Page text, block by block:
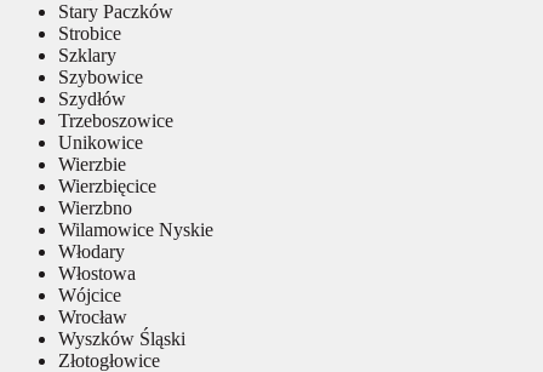
Stary Paczków
Strobice
Szklary
Szybowice
Szydłów
Trzeboszowice
Unikowice
Wierzbie
Wierzbięcice
Wierzbno
Wilamowice Nyskie
Włodary
Włostowa
Wójcice
Wrocław
Wyszków Śląski
Złotogłowice